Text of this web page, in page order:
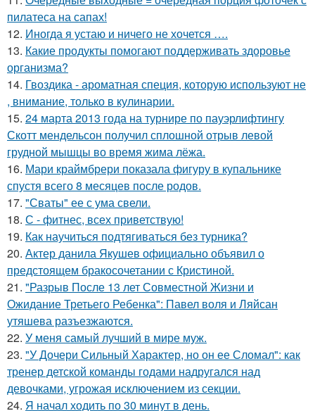
пилатеса на сапах!
12. Иногда я устаю и ничего не хочется ….
13. Какие продукты помогают поддерживать здоровье
организма?
14. Гвоздика - ароматная специя, которую используют не
, внимание, только в кулинарии.
15. 24 марта 2013 года на турнире по пауэрлифтингу
Скотт мендельсон получил сплошной отрыв левой
грудной мышцы во время жима лёжа.
16. Мари краймбрери показала фигуру в купальнике
спустя всего 8 месяцев после родов.
17. "Сваты" ее с ума свели.
18. С - фитнес, всех приветствую!
19. Как научиться подтягиваться без турника?
20. Актер данила Якушев официально объявил о
предстоящем бракосочетании с Кристиной.
21. "Разрыв После 13 лет Совместной Жизни и
Ожидание Третьего Ребенка": Павел воля и Ляйсан
утяшева разъезжаются.
22. У меня самый лучший в мире муж.
23. "У Дочери Сильный Характер, но он ее Сломал": как
тренер детской команды годами надругался над
девочками, угрожая исключением из секции.
24. Я начал ходить по 30 минут в день.